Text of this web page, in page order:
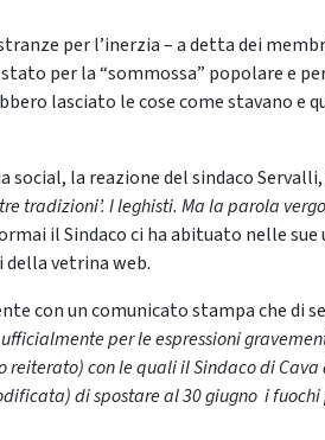
per l’inerzia – a detta dei
per la “sommossa” popolare e
lasciato le cose come stavano e
la reazione del sindaco
tradizioni’. I leghisti. Ma la parola
il Sindaco ci ha abituato nelle sue
vetrina web.
con un comunicato stampa che di
per le espressioni
con le quali il Sindaco di Cava
di spostare al 30 giugno i